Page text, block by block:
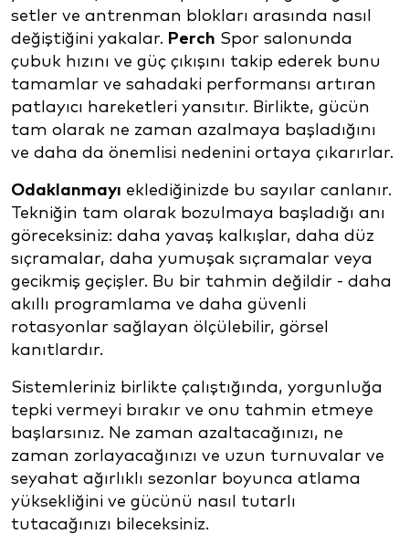
setler ve antrenman blokları arasında nasıl
değiştiğini yakalar. Perch Spor salonunda
çubuk hızını ve güç çıkışını takip ederek bunu
tamamlar ve sahadaki performansı artıran
patlayıcı hareketleri yansıtır. Birlikte, gücün
tam olarak ne zaman azalmaya başladığını
ve daha da önemlisi nedenini ortaya çıkarırlar.
Odaklanmayı eklediğinizde bu sayılar canlanır.
Tekniğin tam olarak bozulmaya başladığı anı
göreceksiniz: daha yavaş kalkışlar, daha düz
sıçramalar, daha yumuşak sıçramalar veya
gecikmiş geçişler. Bu bir tahmin değildir - daha
akıllı programlama ve daha güvenli
rotasyonlar sağlayan ölçülebilir, görsel
kanıtlardır.
Sistemleriniz birlikte çalıştığında, yorgunluğa
tepki vermeyi bırakır ve onu tahmin etmeye
başlarsınız. Ne zaman azaltacağınızı, ne
zaman zorlayacağınızı ve uzun turnuvalar ve
seyahat ağırlıklı sezonlar boyunca atlama
yüksekliğini ve gücünü nasıl tutarlı
tutacağınızı bileceksiniz.